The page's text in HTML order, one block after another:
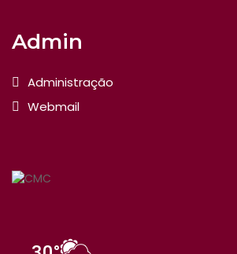
Admin
Administração
Webmail